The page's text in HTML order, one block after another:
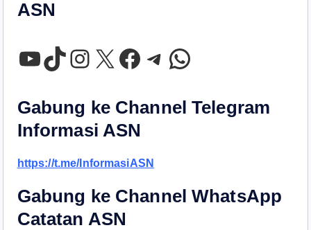
ASN
YouTube TikTok Instagram X Facebook Telegram WhatsApp
Gabung ke Channel Telegram
Informasi ASN
https://t.me/InformasiASN
Gabung ke Channel WhatsApp
Catatan ASN